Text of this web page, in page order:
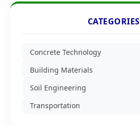
CATEGORIES
Concrete Technology
Building Materials
Soil Engineering
Transportation